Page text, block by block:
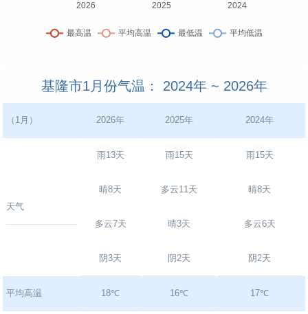
基隆市1月份气温： 2024年 ~ 2026年
（1月） 2026年 2025年 2024年
天气
雨13天
晴8天
多云7天
阴3天
雨15天
多云11天
晴3天
阴2天
雨15天
晴8天
多云6天
阴2天
平均高温 18℃ 16℃ 17℃